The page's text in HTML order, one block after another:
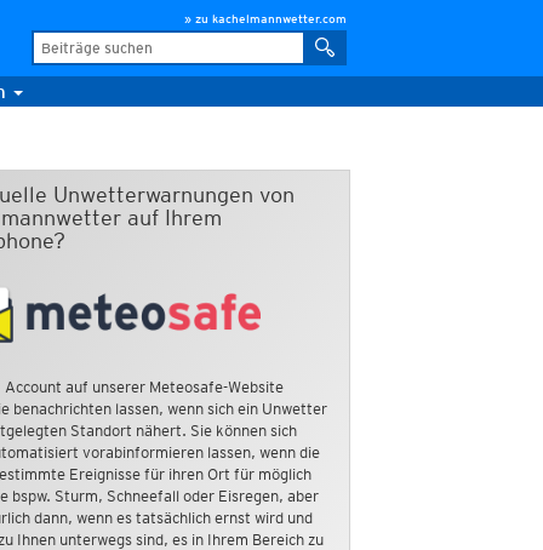
» zu kachelmannwetter.com
Unwetterwarnungen von
auf Ihrem
Account auf unserer Meteosafe-Website
benachrichten lassen, wenn sich ein Unwetter
Standort nähert. Sie können sich
vorabinformieren lassen, wenn die
Ereignisse für ihren Ort für möglich
bspw. Sturm, Schneefall oder Eisregen, aber
dann, wenn es tatsächlich ernst wird und
Ihnen unterwegs sind, es in Ihrem Bereich zu